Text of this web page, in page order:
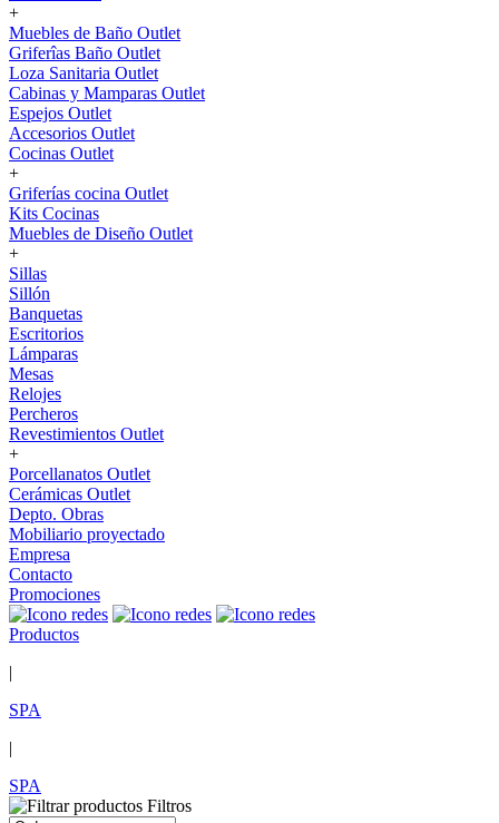
+
Muebles de Baño Outlet
Griferîas Baño Outlet
Loza Sanitaria Outlet
Cabinas y Mamparas Outlet
Espejos Outlet
Accesorios Outlet
Cocinas Outlet
+
Griferías cocina Outlet
Kits Cocinas
Muebles de Diseño Outlet
+
Sillas
Sillón
Banquetas
Escritorios
Lámparas
Mesas
Relojes
Percheros
Revestimientos Outlet
+
Porcellanatos Outlet
Cerámicas Outlet
Depto. Obras
Mobiliario proyectado
Empresa
Contacto
Promociones
Productos
|
SPA
|
SPA
Filtros